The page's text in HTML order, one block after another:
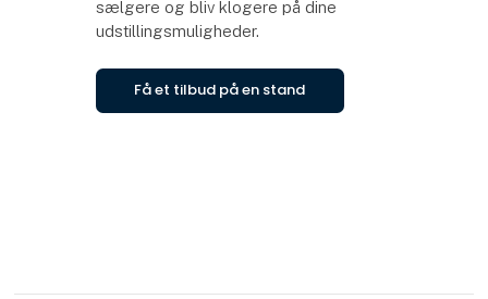
sælgere og bliv klogere på dine
udstillingsmuligheder.
Få et tilbud på en stand